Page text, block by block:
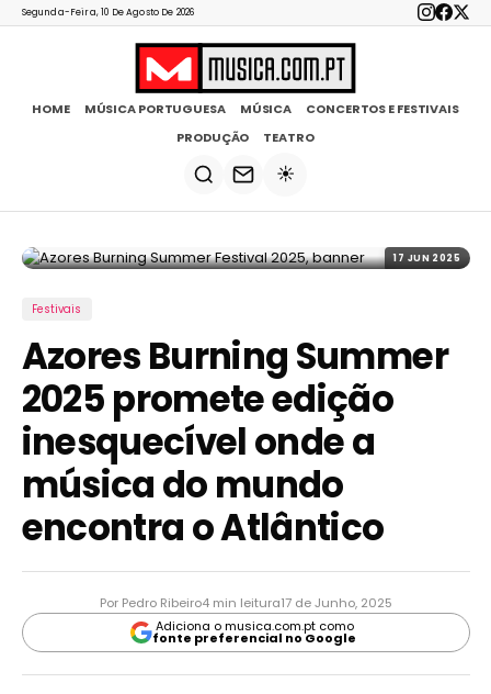
Segunda-Feira, 10 De Agosto De 2026
HOME MÚSICA PORTUGUESA MÚSICA
CONCERTOS E FESTIVAIS
PRODUÇÃO
TEATRO
☀️
17 JUN 2025
Festivais
Azores Burning Summer
2025 promete edição
inesquecível onde a
música do mundo
encontra o Atlântico
Por Pedro Ribeiro4 min leitura17 de Junho, 2025
Adiciona o musica.com.pt como
fonte preferencial no Google